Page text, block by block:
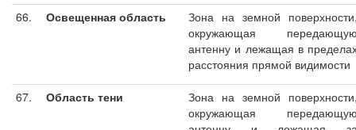
66. Освещенная область
Зона на земной
окружающая
антенну и лежащая в
расстояния прямой видимости
67. Область тени
Зона на земной
окружающая